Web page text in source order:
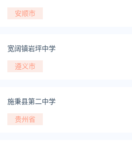
安顺市
宽阔镇岩坪中学
遵义市
施秉县第二中学
贵州省